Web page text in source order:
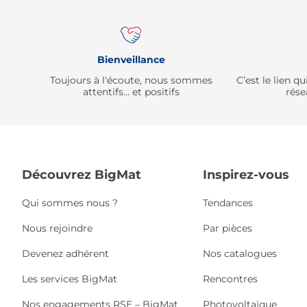
Bienveillance
Toujours à l'écoute, nous sommes
attentifs… et positifs
C’est le lien
Découvrez BigMat
Qui sommes nous ?
Nous rejoindre
Devenez adhérent
Les services BigMat
Nos engagements RSE – BigMat
Inspirez-vous
Tendances
Par pièces
Nos catalogues
Rencontres
Photovoltaïque